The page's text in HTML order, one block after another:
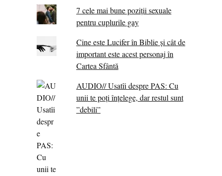
7 cele mai bune poziții sexuale
pentru cuplurile gay
Cine este Lucifer în Biblie și cât de
important este acest personaj în
Cartea Sfântă
AUDIO// Usatîi despre PAS: Cu
unii te poți înțelege, dar restul sunt
”debili”